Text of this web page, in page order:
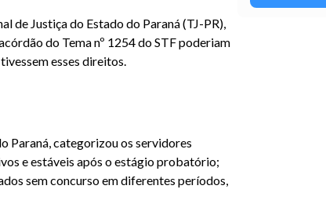
de Justiça do Estado do Paraná (TJ-PR),
do Tema nº 1254 do STF poderiam
esses direitos.
Paraná, categorizou os servidores
e estáveis após o estágio probatório;
sem concurso em diferentes períodos,